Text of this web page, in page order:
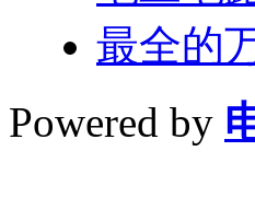
最全的
Powered by